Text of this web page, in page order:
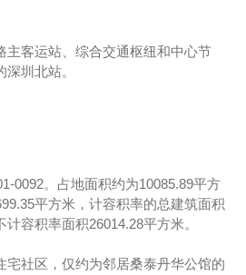
主客运站、综合交通枢纽和中心节
圳北站。
0092。占地面积约为10085.89平方
平方米，计容积率的总建筑面积
容积率面积26014.28平方米。
宅社区，仅约为邻居桑泰丹华公馆的